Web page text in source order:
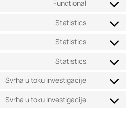
Functional
Statistics
Statistics
Statistics
Svrha u toku investigacije
Svrha u toku investigacije